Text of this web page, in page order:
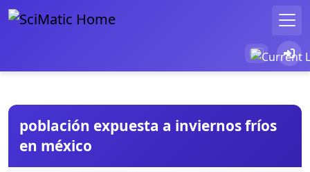
población expuesta a inviernos fríos
en méxico